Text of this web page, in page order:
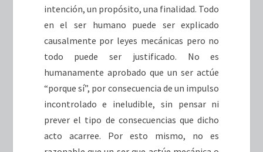
intención, un propósito, una finalidad. Todo
en el ser humano puede ser explicado
causalmente por leyes mecánicas pero no
todo puede ser justificado. No es
humanamente aprobado que un ser actúe
“porque sí”, por consecuencia de un impulso
incontrolado e ineludible, sin pensar ni
prever el tipo de consecuencias que dicho
acto acarree. Por esto mismo, no es